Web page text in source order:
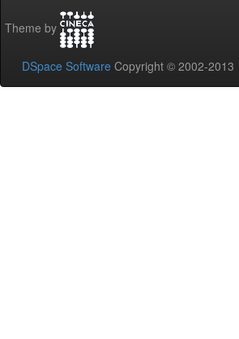
Theme by
DSpace Software Copyright © 2002-2013